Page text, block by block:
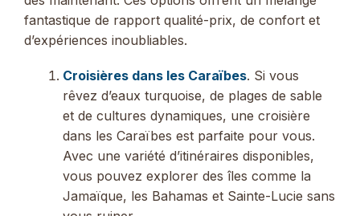
fantastique de rapport qualité-prix, de confort et
d’expériences inoubliables.
Croisières dans les Caraïbes. Si vous
rêvez d’eaux turquoise, de plages de sable
et de cultures dynamiques, une croisière
dans les Caraïbes est parfaite pour vous.
Avec une variété d’itinéraires disponibles,
vous pouvez explorer des îles comme la
Jamaïque, les Bahamas et Sainte-Lucie sans